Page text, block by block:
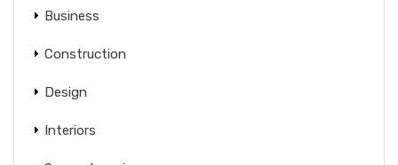
Business
Construction
Design
Interiors